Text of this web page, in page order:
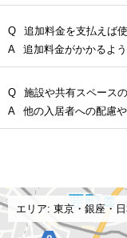
Q
追加料金を支払えば
A
追加料金がかかるよ
Q
施設や共有スペース
A
他の入居者への配慮
エリア: 東京・銀座・